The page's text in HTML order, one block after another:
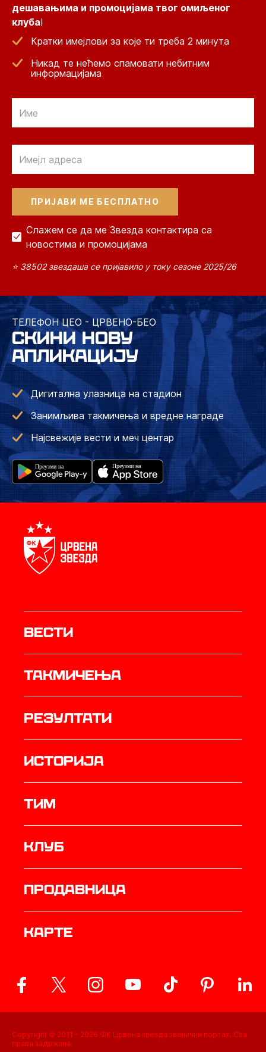
дешавањима и промоцијама твог омиљеног
клуба!
Кратки имејлови за које ти треба 2 минута
Никад те нећемо спамовати небитним
информацијама
Слажем се да ме Звезда контактира са
новостима и промоцијама
⭐ 38502 звездаша се пријавило у току сезоне 2025/26
ТЕЛЕФОН ЦЕО - ЦРВЕНО-БЕО
СКИНИ НОВУ
АПЛИКАЦИЈУ
Дигитална улазница на стадион
Занимљива такмичења и вредне награде
Најсвежије вести и меч центар
Вести
Такмичења
резултати
историја
ТИМ
Клуб
продавница
Карте
Copyright © 2011 - 2026 ФК Црвена звезда званични портал. Сва
права задржана.